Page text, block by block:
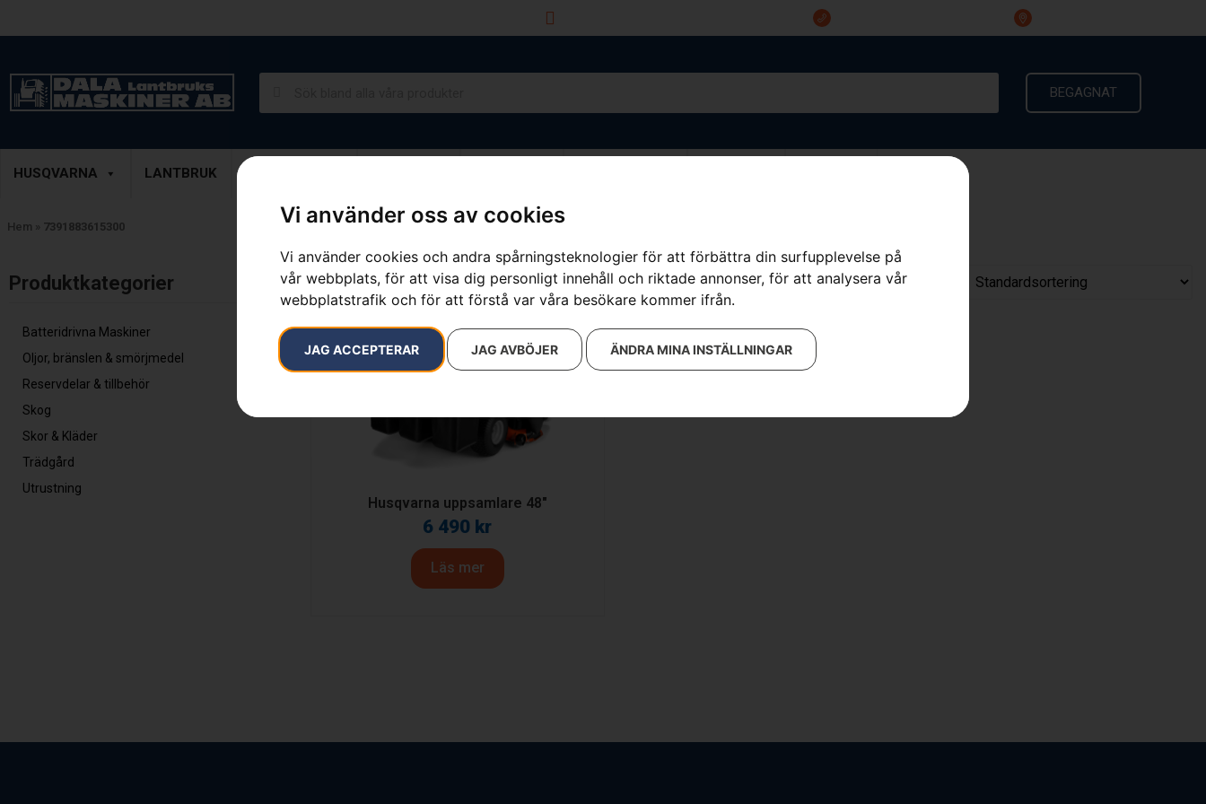
Vi använder oss av cookies
Vi använder cookies och andra spårningsteknologier för att förbättra din surfupplevelse på
vår webbplats, för att visa dig personligt innehåll och riktade annonser, för att analysera vår
webbplatstrafik och för att förstå var våra besökare kommer ifrån.
JAG ACCEPTERAR JAG AVBÖJER ÄNDRA MINA INSTÄLLNINGAR
BEGAGNAT
HUSQVARNA LANTBRUK
Hem » 7391883615300
Produktkategorier​
Batteridrivna Maskiner
Oljor, bränslen & smörjmedel
Reservdelar & tillbehör
Skog
Skor & Kläder
Trädgård
Utrustning
Endast ett sökresultat
Husqvarna uppsamlare 48″
6 490 kr
Läs mer